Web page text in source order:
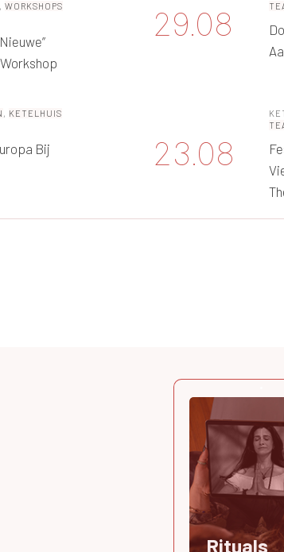
,WORKSHOPS
29.08
, KETELHUIS
Bij
23.08
Rituals